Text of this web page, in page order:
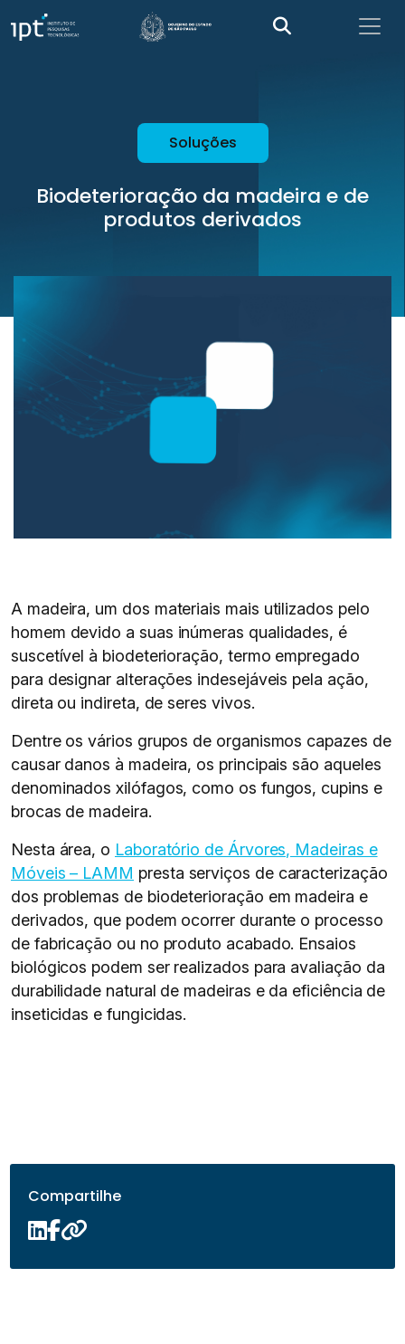
Soluções
Biodeterioração da madeira e de
produtos derivados
A madeira, um dos materiais mais utilizados pelo
homem devido a suas inúmeras qualidades, é
suscetível à biodeterioração, termo empregado
para designar alterações indesejáveis pela ação,
direta ou indireta, de seres vivos.
Dentre os vários grupos de organismos capazes de
causar danos à madeira, os principais são aqueles
denominados xilófagos, como os fungos, cupins e
brocas de madeira.
Nesta área, o Laboratório de Árvores, Madeiras e
Móveis – LAMM presta serviços de caracterização
dos problemas de biodeterioração em madeira e
derivados, que podem ocorrer durante o processo
de fabricação ou no produto acabado. Ensaios
biológicos podem ser realizados para avaliação da
durabilidade natural de madeiras e da eficiência de
inseticidas e fungicidas.
Compartilhe